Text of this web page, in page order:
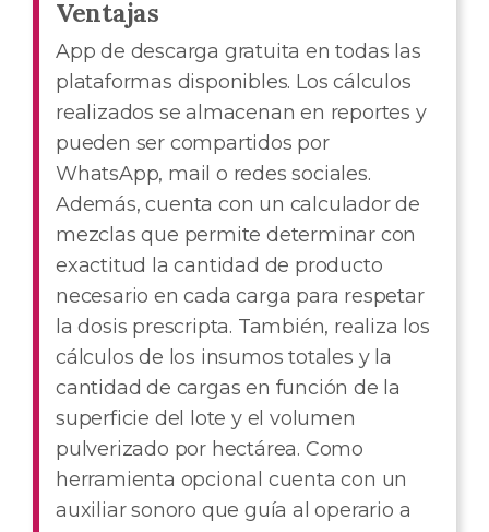
Ventajas
App de descarga gratuita en todas las
plataformas disponibles. Los cálculos
realizados se almacenan en reportes y
pueden ser compartidos por
WhatsApp, mail o redes sociales.
Además, cuenta con un calculador de
mezclas que permite determinar con
exactitud la cantidad de producto
necesario en cada carga para respetar
la dosis prescripta. También, realiza los
cálculos de los insumos totales y la
cantidad de cargas en función de la
superficie del lote y el volumen
pulverizado por hectárea. Como
herramienta opcional cuenta con un
auxiliar sonoro que guía al operario a